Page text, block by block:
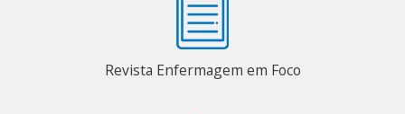
Revista Enfermagem em Foco